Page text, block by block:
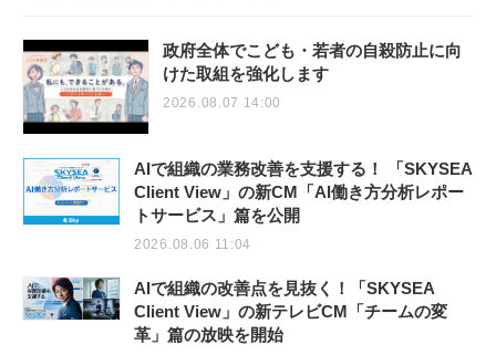
政府全体でこども・若者の自殺防止に向
けた取組を強化します
2026.08.07 14:00
AIで組織の業務改善を支援する！ 「SKYSEA
Client View」の新CM「AI働き方分析レポー
トサービス」篇を公開
2026.08.06 11:04
AIで組織の改善点を見抜く！「SKYSEA
Client View」の新テレビCM「チームの変
革」篇の放映を開始